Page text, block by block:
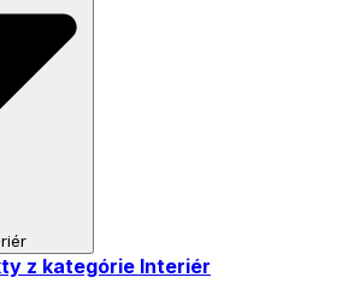
z kategórie Interiér